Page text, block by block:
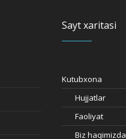
Sayt xaritasi
Kutubxona
Hujjatlar
Faoliyat
Biz haqimizda